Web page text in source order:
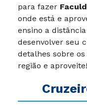
para fazer
onde está e
ensino a
desenvolver seu
detalhes sobre
região e aproveite!